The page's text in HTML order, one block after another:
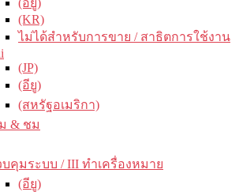
(อียู)
(KR)
ไม่ได้สำหรับการขาย / สาธิตการใช้งาน
(JP)
(อียู)
(สหรัฐอเมริกา)
& ชม
บคุมระบบ / III ทำเครื่องหมาย
(อียู)